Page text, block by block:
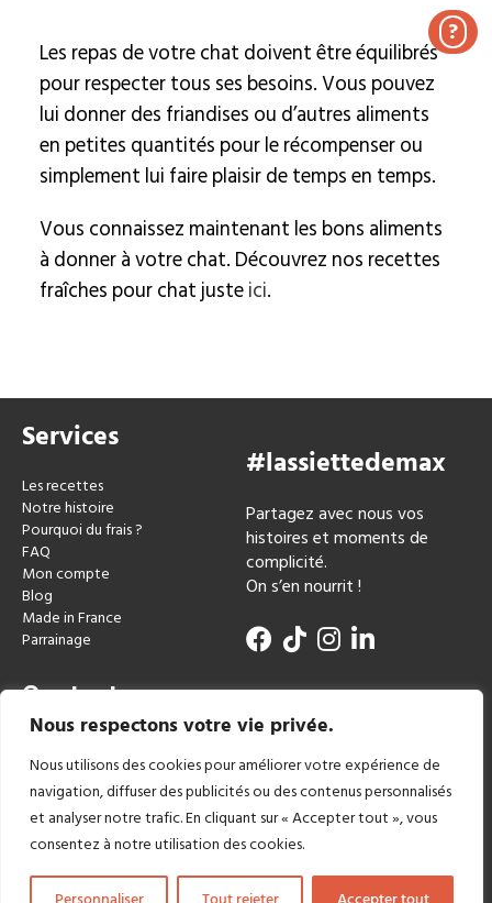
Nous respectons votre vie privée.
Nous utilisons des cookies pour améliorer votre expérience de
navigation, diffuser des publicités ou des contenus personnalisés
et analyser notre trafic. En cliquant sur « Accepter tout », vous
consentez à notre utilisation des cookies.
Les repas de votre chat doivent être équilibrés
pour respecter tous ses besoins. Vous pouvez
lui donner des friandises ou d’autres aliments
en petites quantités pour le récompenser ou
simplement lui faire plaisir de temps en temps.
Vous connaissez maintenant les bons aliments
à donner à votre chat. Découvrez nos recettes
fraîches pour chat justeici.
Services
Les recettes
Notre histoire
Pourquoi du frais ?
FAQ
Mon compte
Blog
Made in France
Parrainage
#lassiettedemax
Partagez avec nous vos
histoires et moments de
complicité.
On s’en nourrit !
Contact
?